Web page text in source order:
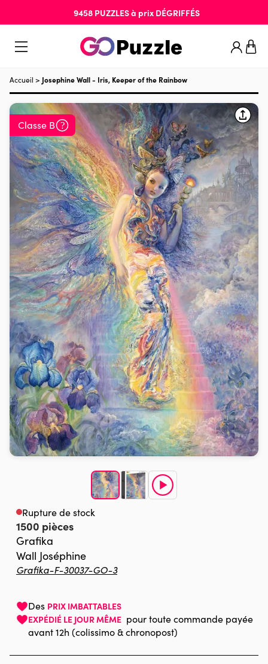
9458 PUZZLESà prix DÉGRIFFÉS
Accueil > Josephine Wall - Iris, Keeper of the Rainbow
Classe B
Rupture de stock
1500 pièces
Grafika
Wall Joséphine
Grafika-F-30037-GO-3
Des PRIX IMBATTABLES
EXPÉDIÉ LE JOUR MÊME pour toute commande payée
avant 12h (colissimo & chronopost)